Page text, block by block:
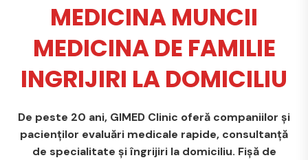
MEDICINA MUNCII
MEDICINA DE FAMILIE
INGRIJIRI LA DOMICILIU
De peste 20 ani, GIMED Clinic oferă companiilor și
pacienților evaluări medicale rapide, consultanță
de specialitate și îngrijiri la domiciliu. Fișă de